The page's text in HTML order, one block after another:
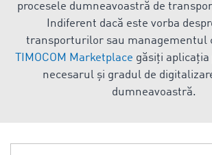
procesele dumneavoastră de
Indiferent dacă este vorba
transporturilor sau managementul
TIMOCOM Marketplace găsiți
necesarul și gradul de
dumneavoastră.